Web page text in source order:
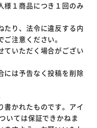
様１商品につき１回のみ
たり、法令に違反する内
注意ください。
ていただく場合がござい
には予告なく投稿を削除
書かれたものです。アイ
いては保証できかねま